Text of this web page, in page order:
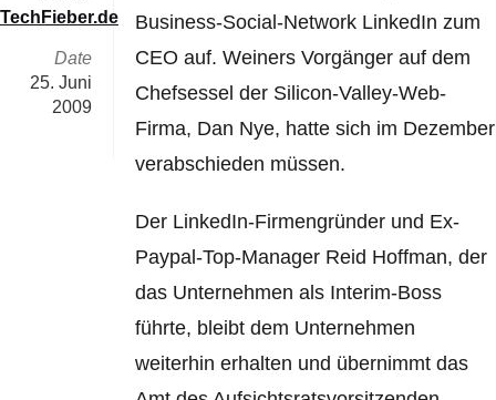
Business-Social-Network LinkedIn zum
CEO auf. Weiners Vorgänger auf dem
Chefsessel der Silicon-Valley-Web-
Firma, Dan Nye, hatte sich im Dezember
verabschieden müssen.
Der LinkedIn-Firmengründer und Ex-
Paypal-Top-Manager Reid Hoffman, der
das Unternehmen als Interim-Boss
führte, bleibt dem Unternehmen
weiterhin erhalten und übernimmt das
TechFieber.de
Date
25. Juni
2009